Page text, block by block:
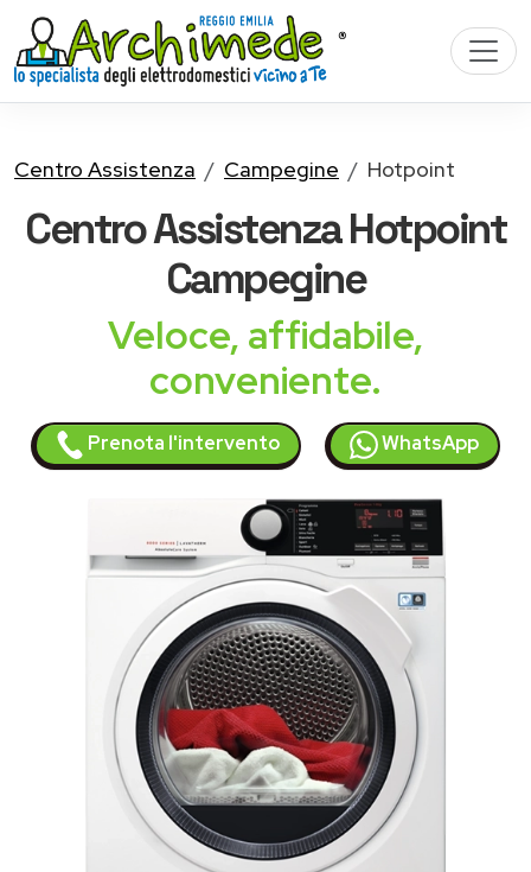
Centro Assistenza Campegine Hotpoint
Centro AssistenzaHotpoint
Campegine
Veloce, affidabile,
conveniente.
Prenota l'intervento WhatsApp